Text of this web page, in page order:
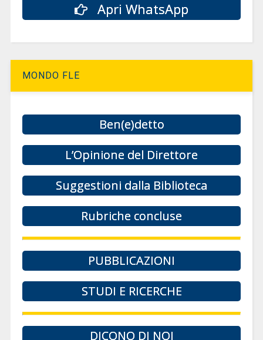
Apri WhatsApp
MONDO FLE
Ben(e)detto
L’Opinione del Direttore
Suggestioni dalla Biblioteca
Rubriche concluse
PUBBLICAZIONI
STUDI E RICERCHE
DICONO DI NOI